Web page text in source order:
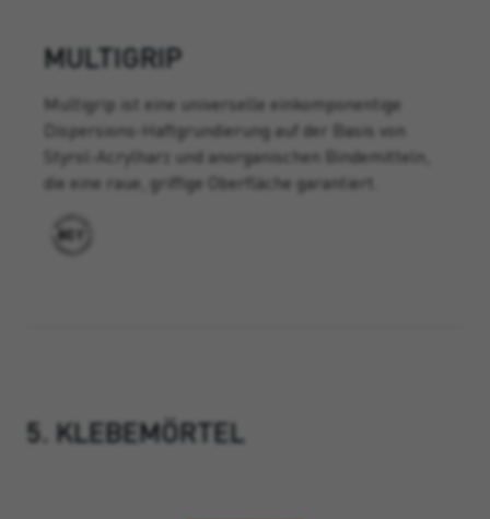
MULTIGRIP
Multigrip ist eine universelle einkomponentige
Dispersions-Haftgrundierung auf der Basis von
Styrol-Acrylharz und anorganischen Bindemitteln,
die eine raue, griffige Oberfläche garantiert.
5. KLEBEMÖRTEL